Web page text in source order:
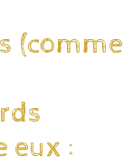
(comme
eux :